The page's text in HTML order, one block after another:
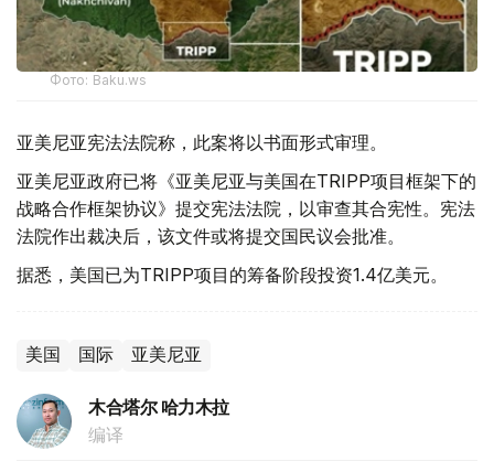
Фото: Baku.ws
亚美尼亚宪法法院称，此案将以书面形式审理。
亚美尼亚政府已将《亚美尼亚与美国在TRIPP项目框架下的
战略合作框架协议》提交宪法法院，以审查其合宪性。宪法
法院作出裁决后，该文件或将提交国民议会批准。
据悉，美国已为TRIPP项目的筹备阶段投资1.4亿美元。
美国 国际 亚美尼亚
木合塔尔 哈力木拉
编译